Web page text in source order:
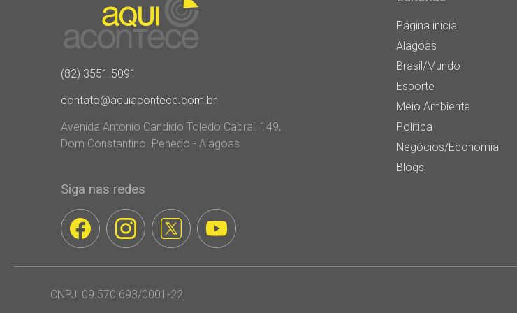
(82) 3551.5091
contato@aquiacontece.com.br
Avenida Antonio Candido Toledo Cabral, 149,
Dom Constantino. Penedo - Alagoas
Siga nas redes
Página inicial
Alagoas
Brasil/Mundo
Esporte
Meio Ambiente
Política
Negócios/Economia
Blogs
CNPJ: 09.570.693/0001-22